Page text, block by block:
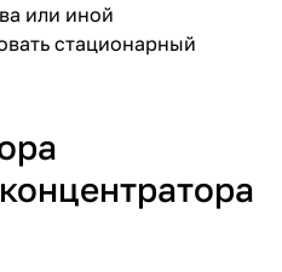
или иной
стационарный